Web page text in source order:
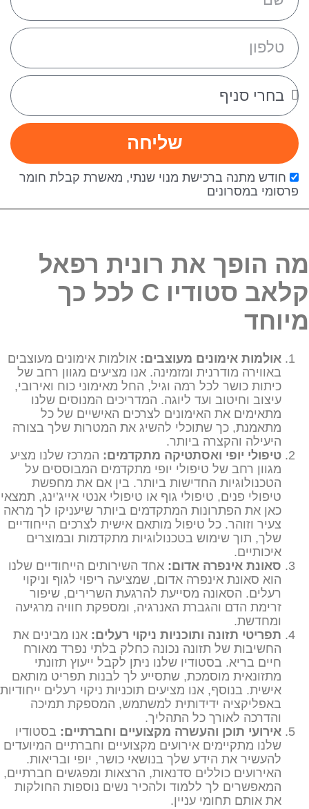
חודש מתנה ברכישת מנוי שנתי, מאשרת קבלת חומר
פרסומי במסרונים
שליחה
מה הופך את רונית רפאל
קלאב סטודיו
לכל כך
מיוחד
אולמות אימונים מעוצבים: אולמות אימונים מעוצבים
באווירה מודרנית ומזמינה. אנו מציעים מגוון רחב של
כיתות כושר לכל רמה וגיל, החל מאימוני כוח ואירובי,
עיצוב וחיטוב ועד ליוגה. המדריכים המנוסים שלנו
מתאימים את האימונים לצרכים האישיים של כל
מתאמנת, כך שתוכלי להשיג את המטרות שלך בצורה
היעילה והקצרה ביותר.
טיפולי יופי ואסתטיקה מתקדמים: המרכז שלנו מציע
מגוון רחב של טיפולי יופי מתקדמים המבוססים על
הטכנולוגיות החדישות ביותר. בין אם את מחפשת
טיפולי פנים, טיפולי גוף או טיפולי אנטי אייג’ינג, תמצאי
כאן את הפתרונות המתקדמים ביותר שיעניקו לך מראה
צעיר וזוהר. כל טיפול מותאם אישית לצרכים הייחודיים
שלך, תוך שימוש בטכנולוגיות מתקדמות ובמוצרים
איכותיים.
סאונת אינפרה אדום: אחד השירותים הייחודיים שלנו
הוא סאונת אינפרה אדום, שמציעה ריפוי לגוף וניקוי
רעלים. הסאונה מסייעת להרגעת השרירים, שיפור
זרימת הדם והגברת האנרגיה, ומספקת חוויה מרגיעה
ומחדשת.
תפריטי תזונה ותוכניות ניקוי רעלים: אנו מבינים את
החשיבות של תזונה נכונה כחלק בלתי נפרד מאורח
חיים בריא. בסטודיו שלנו ניתן לקבל ייעוץ תזונתי
מתזונאית מוסמכת, שתסייע לך לבנות תפריט מותאם
אישית. בנוסף, אנו מציעים תוכניות ניקוי רעלים ייחודיות
באפליקציה ידידותית למשתמש, המספקת תמיכה
והדרכה לאורך כל התהליך.
אירועי תוכן והעשרה מקצועיים וחברתיים: בסטודיו
שלנו מתקיימים אירועים מקצועיים וחברתיים המיועדים
להעשיר את הידע שלך בנושאי כושר, יופי ובריאות.
האירועים כוללים סדנאות, הרצאות ומפגשים חברתיים,
המאפשרים לך ללמוד ולהכיר נשים נוספות החולקות
את אותם תחומי עניין.